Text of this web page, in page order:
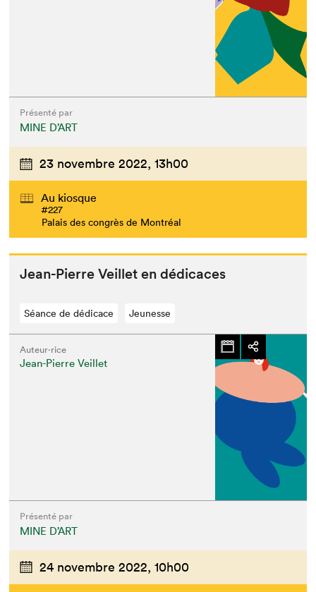
Présenté par
MINE D’ART
23 novembre 2022, 13h00
Au kiosque
#227
Palais des congrès de Montréal
Jean-Pierre Veil­let en dédicaces
Séance de dédicace Jeunesse
Auteur·rice
Jean-Pierre Veillet
Présenté par
MINE D’ART
24 novembre 2022, 10h00